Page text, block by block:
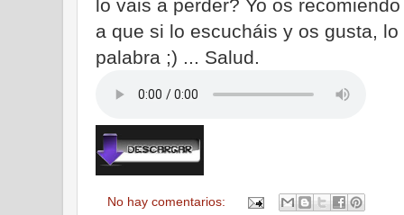
lo vais a perder? Yo os
a que si lo escucháis y os gusta,
palabra ;) ... Salud.
No hay comentarios: